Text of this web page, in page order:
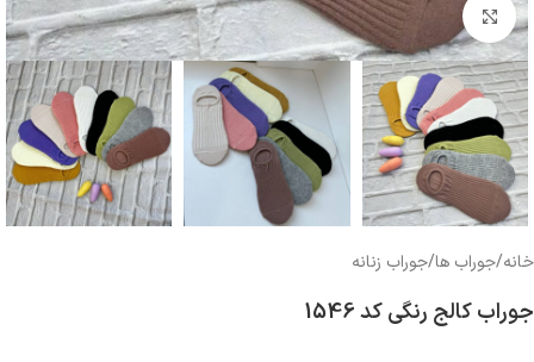
بزرگنمایی تصویر
خانه/جوراب ها/جوراب زنانه
جوراب کالج رنگی کد 1546